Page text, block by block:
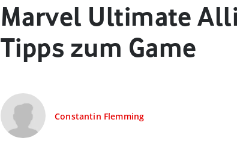
Marvel Ultimate
Tipps zum Game
Constantin Flemming